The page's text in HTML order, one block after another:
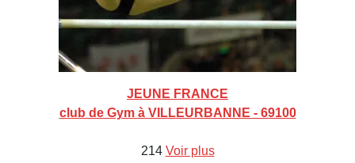
JEUNE FRANCE
club de Gym à VILLEURBANNE - 69100
214 Voir plus